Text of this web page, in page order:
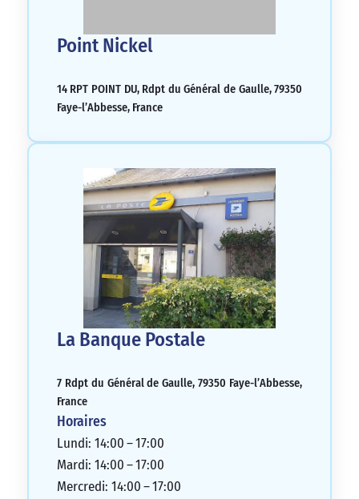
Point Nickel
14 RPT POINT DU, Rdpt du Général de Gaulle, 79350
Faye-l’Abbesse, France
La Banque Postale
7 Rdpt du Général de Gaulle, 79350 Faye-l’Abbesse,
France
Horaires
Lundi: 14:00 – 17:00
Mardi: 14:00 – 17:00
Mercredi: 14:00 – 17:00